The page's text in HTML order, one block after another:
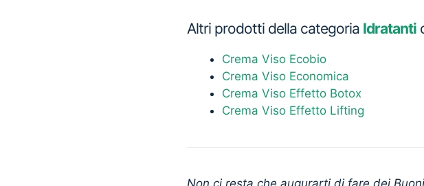
Altri prodotti della categoria Idratanti
Crema Viso Ecobio
Crema Viso Economica
Crema Viso Effetto Botox
Crema Viso Effetto Lifting